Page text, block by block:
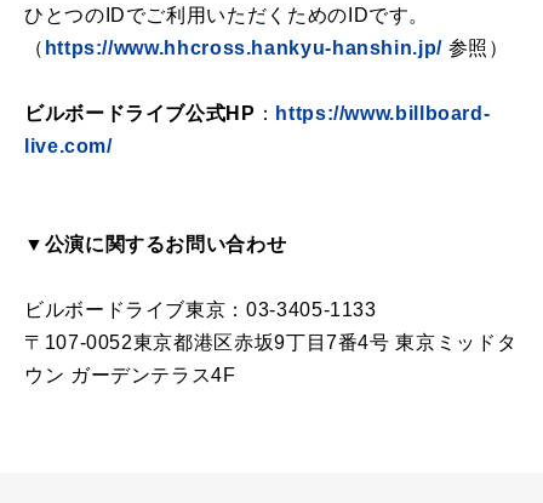
ひとつのIDでご利用いただくためのIDです。
（ https://www.hhcross.hankyu-hanshin.jp/参照）
ビルボードライブ公式HP ： https://www.billboard-
live.com/
▼公演に関するお問い合わせ
ビルボードライブ東京：03-3405-1133
〒107-0052東京都港区赤坂9丁目7番4号 東京ミッドタ
ウン ガーデンテラス4F